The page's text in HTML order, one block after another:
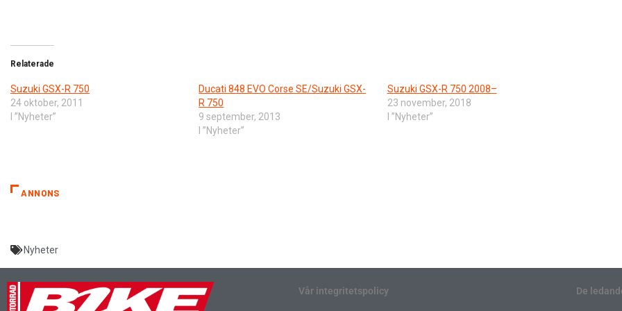
Relaterade
Suzuki GSX-R 750
24 oktober, 2011
I ”Nyheter”
Ducati 848 EVO Corse SE/Suzuki GSX-
R 750
9 september, 2013
I ”Nyheter”
Suzuki GSX-R 750 2008–
23 november, 2018
I ”Nyheter”
ANNONS
Nyheter
Vår integritetspolicy De